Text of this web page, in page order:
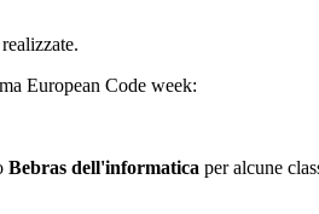
European Code week:
Bebras dell'informatica per alcune